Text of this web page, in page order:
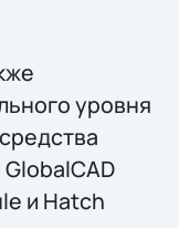
уровня
и Hatch